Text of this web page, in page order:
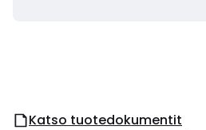
Katso tuotedokumentit